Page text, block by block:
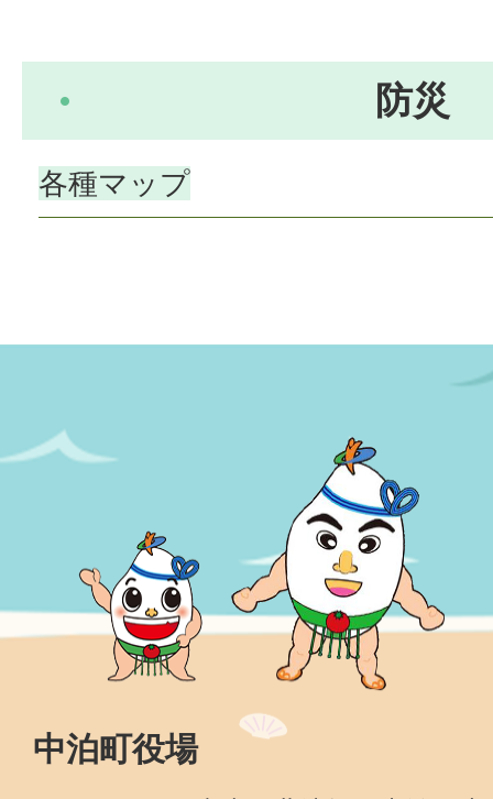
防災
各種マップ
中泊町役場